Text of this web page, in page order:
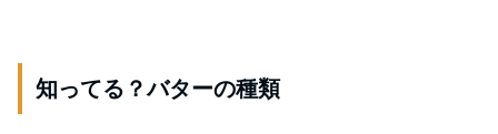
知ってる？バターの種類